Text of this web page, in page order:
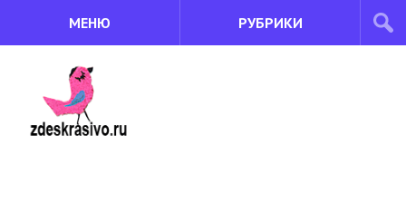
МЕНЮ РУБРИКИ